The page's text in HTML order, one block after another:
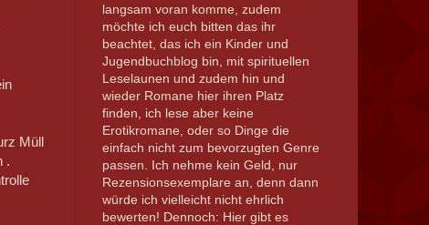
Müll
.
langsam voran komme, zudem
möchte ich euch bitten das ihr
beachtet, das ich ein Kinder und
Jugendbuchblog bin, mit spirituellen
Leselaunen und zudem hin und
wieder Romane hier ihren Platz
finden, ich lese aber keine
Erotikromane, oder so Dinge die
einfach nicht zum bevorzugten Genre
passen. Ich nehme kein Geld, nur
Rezensionsexemplare an, denn dann
würde ich vielleicht nicht ehrlich
bewerten! Dennoch: Hier gibt es